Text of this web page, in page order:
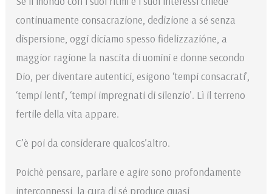
continuamente consacrazione, dedizione a sé senza
dispersione, oggi diciamo spesso fidelizzazióne, a
maggior ragione la nascita di uomini e donne secondo
Dio, per diventare autentici, esigono ‘tempi consacrati’,
‘tempi lenti’, ‘tempi impregnati di silenzio’. Lì il terreno
fertile della vita appare.
C’è poi da considerare qualcos’altro.
Poichè pensare, parlare e agire sono profondamente
interconnessi, la cura di sé produce quasi